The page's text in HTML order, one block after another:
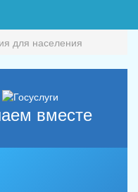
для населения
вместе